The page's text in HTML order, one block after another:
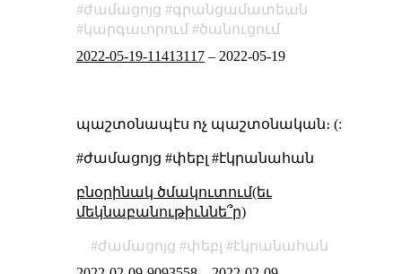
ժամացոյց
գրանցամատեան
կարգաւորում
ծանուցում
2022-05-19-11413117– 2022-05-19
պաշտօնապէս ոչ պաշտօնական։ (:
#ժամացոյց #փեբլ #էկրանահան
բնօրինակ ծմակուտում(եւ
մեկնաբանութիւննե՞ր)
ժամացոյց փեբլ
էկրանահան